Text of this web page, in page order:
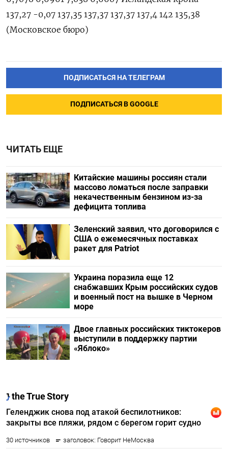
ПОДПИСАТЬСЯ НА ТЕЛЕГРАМ
ПОДПИСАТЬСЯ В GOOGLE
ЧИТАТЬ ЕЩЕ
Китайские машины россиян стали
массово ломаться после заправки
некачественным бензином из-за
дефицита топлива
Зеленский заявил, что договорился с
США о ежемесячных поставках
ракет для Patriot
Украина поразила еще 12
снабжавших Крым российских судов
и военный пост на вышке в Черном
море
Двое главных российских тиктокеров
выступили в поддержку партии
«Яблоко»